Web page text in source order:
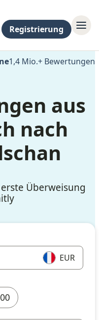
Registrierung
1,4 Mio.+ Bewertungen
aus
nach
Überweisung
EUR